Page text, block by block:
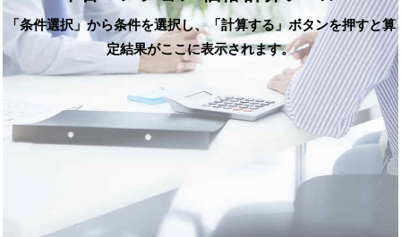
「条件選択」から条件を選択し、「計算する」ボタンを押すと算
定結果がここに表示されます。